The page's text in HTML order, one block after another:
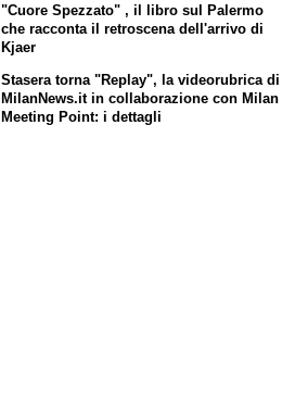
"Cuore Spezzato" , il libro sul Palermo
che racconta il retroscena dell'arrivo di
Kjaer
Stasera torna "Replay", la videorubrica di
MilanNews.it in collaborazione con Milan
Meeting Point: i dettagli